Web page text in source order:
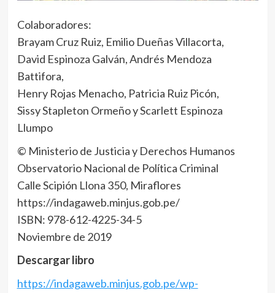
Colaboradores:
Brayam Cruz Ruiz, Emilio Dueñas Villacorta,
David Espinoza Galván, Andrés Mendoza
Battifora,
Henry Rojas Menacho, Patricia Ruiz Picón,
Sissy Stapleton Ormeño y Scarlett Espinoza
Llumpo
© Ministerio de Justicia y Derechos Humanos
Observatorio Nacional de Política Criminal
Calle Scipión Llona 350, Miraflores
https://indagaweb.minjus.gob.pe/
ISBN: 978-612-4225-34-5
Noviembre de 2019
Descargar libro
https://indagaweb.minjus.gob.pe/wp-